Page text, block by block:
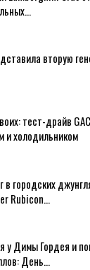
вторую
тест-драйв
и холодильником
в городских
Rubicon…
у Димы Гордея и
День…